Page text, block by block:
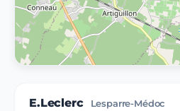
E.Leclerc Lesparre-Médoc